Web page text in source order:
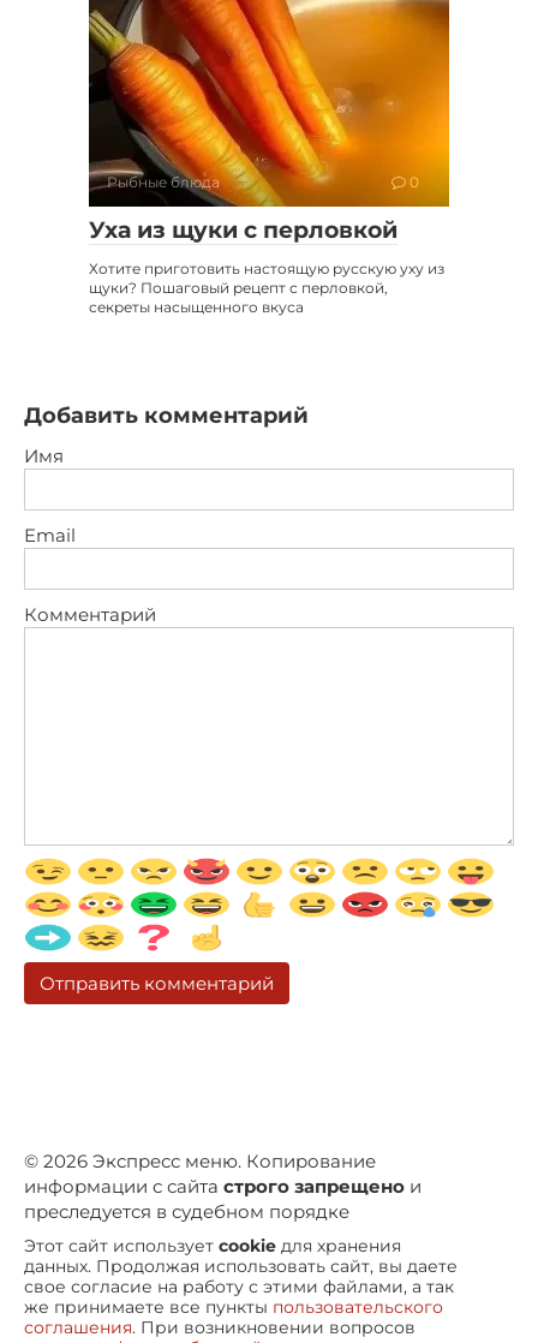
Рыбные блюда 0
Уха из щуки с перловкой
Хотите приготовить настоящую русскую уху из
щуки? Пошаговый рецепт с перловкой,
секреты насыщенного вкуса
Добавить комментарий
Имя
Email
Комментарий
© 2026 Экспресс меню. Копирование
информации с сайта строго запрещено и
преследуется в судебном порядке
Этот сайт использует cookie для хранения
данных. Продолжая использовать сайт, вы даете
свое согласие на работу с этими файлами, а так
же принимаете все пункты пользовательского
соглашения. При возникновении вопросов